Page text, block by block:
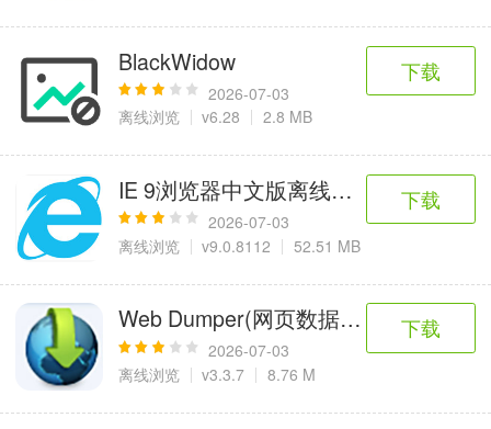
BlackWidow
2026-07-03
离线浏览
v6.28 2.8 MB
下载
IE 9浏览器中文版离线完整版
2026-07-03
离线浏览
v9.0.8112 52.51 MB
下载
Web Dumper(网页数据抓取工具)
2026-07-03
离线浏览
v3.3.7 8.76 M
下载